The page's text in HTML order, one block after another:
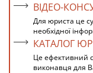
ВІДЕО-
Для юриста це
необхідної
КАТАЛОГ
Це ефективний
виконавця для